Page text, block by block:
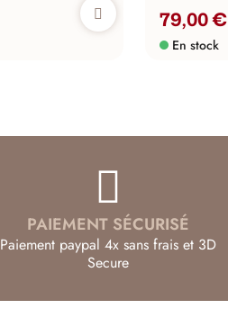
79,00 €
En stock
PAIEMENT SÉCURISÉ
Paiement paypal 4x sans frais et 3D
Secure